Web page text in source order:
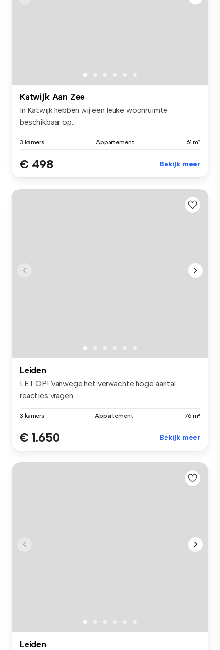
Katwijk Aan Zee
In Katwijk hebben wij een leuke woonruimte
beschikbaar op...
3 kamers Appartement 61 m²
€ 498 Bekijk meer
Leiden
LET OP! Vanwege het verwachte hoge aantal
reacties vragen...
3 kamers Appartement 76 m²
€ 1.650 Bekijk meer
Leiden